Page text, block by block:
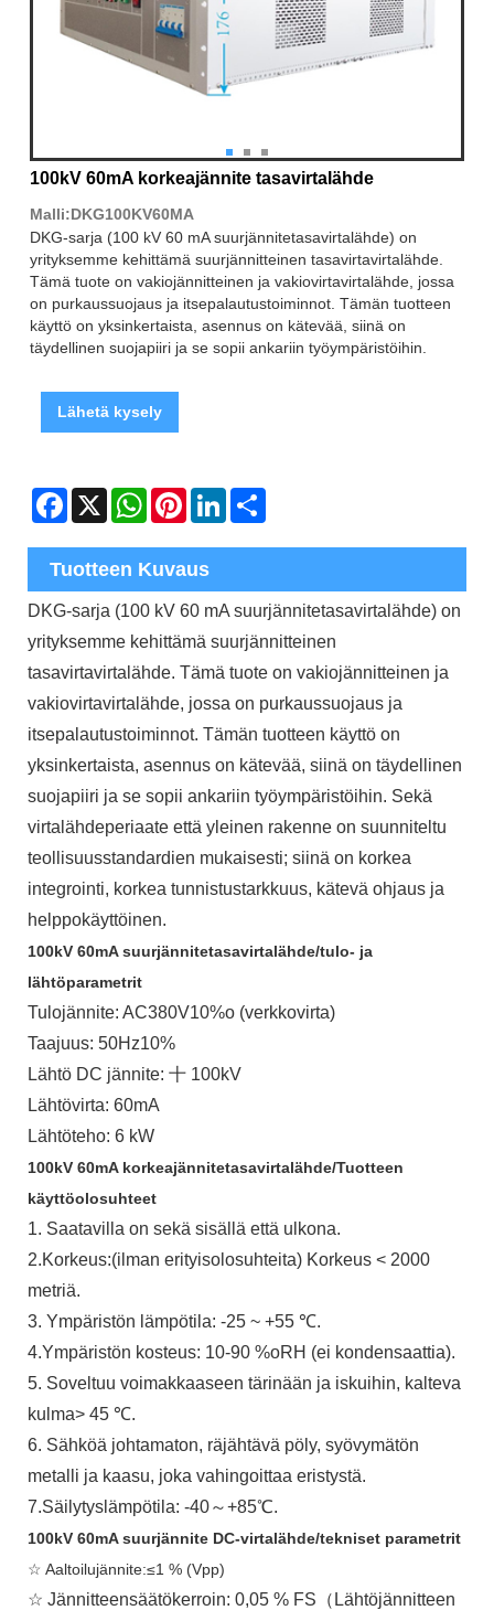
100kV 60mA korkeajännite tasavirtalähde
Malli:DKG100KV60MA
DKG-sarja (100 kV 60 mA suurjännitetasavirtalähde) on
yrityksemme kehittämä suurjännitteinen tasavirtavirtalähde.
Tämä tuote on vakiojännitteinen ja vakiovirtavirtalähde, jossa
on purkaussuojaus ja itsepalautustoiminnot. Tämän tuotteen
käyttö on yksinkertaista, asennus on kätevää, siinä on
täydellinen suojapiiri ja se sopii ankariin työympäristöihin.
Lähetä kysely
Facebook
X WhatsAppPinterestLinkedIn
Tuotteen Kuvaus
DKG-sarja (100 kV 60 mA suurjännitetasavirtalähde) on
yrityksemme kehittämä suurjännitteinen
tasavirtavirtalähde. Tämä tuote on vakiojännitteinen ja
vakiovirtavirtalähde, jossa on purkaussuojaus ja
itsepalautustoiminnot. Tämän tuotteen käyttö on
yksinkertaista, asennus on kätevää, siinä on täydellinen
suojapiiri ja se sopii ankariin työympäristöihin. Sekä
virtalähdeperiaate että yleinen rakenne on suunniteltu
teollisuusstandardien mukaisesti; siinä on korkea
integrointi, korkea tunnistustarkkuus, kätevä ohjaus ja
helppokäyttöinen.
100kV 60mA suurjännitetasavirtalähde/tulo- ja
lähtöparametrit
Tulojännite: AC380V10%o (verkkovirta)
Taajuus: 50Hz10%
Lähtö DC jännite: 十 100kV
Lähtövirta: 60mA
Lähtöteho: 6 kW
100kV 60mA korkeajännitetasavirtalähde/Tuotteen
käyttöolosuhteet
1. Saatavilla on sekä sisällä että ulkona.
2.Korkeus:(ilman erityisolosuhteita) Korkeus < 2000
metriä.
3. Ympäristön lämpötila: -25 ~ +55 ℃.
4.Ympäristön kosteus: 10-90 %oRH (ei kondensaattia).
5. Soveltuu voimakkaaseen tärinään ja iskuihin, kalteva
kulma> 45 ℃.
6. Sähköä johtamaton, räjähtävä pöly, syövymätön
metalli ja kaasu, joka vahingoittaa eristystä.
7.Säilytyslämpötila: -40～+85℃.
100kV 60mA suurjännite DC-virtalähde/tekniset parametrit
☆ Aaltoilujännite:≤1 % (Vpp)
☆ Jännitteensäätökerroin: 0,05 % FS（Lähtöjännitteen